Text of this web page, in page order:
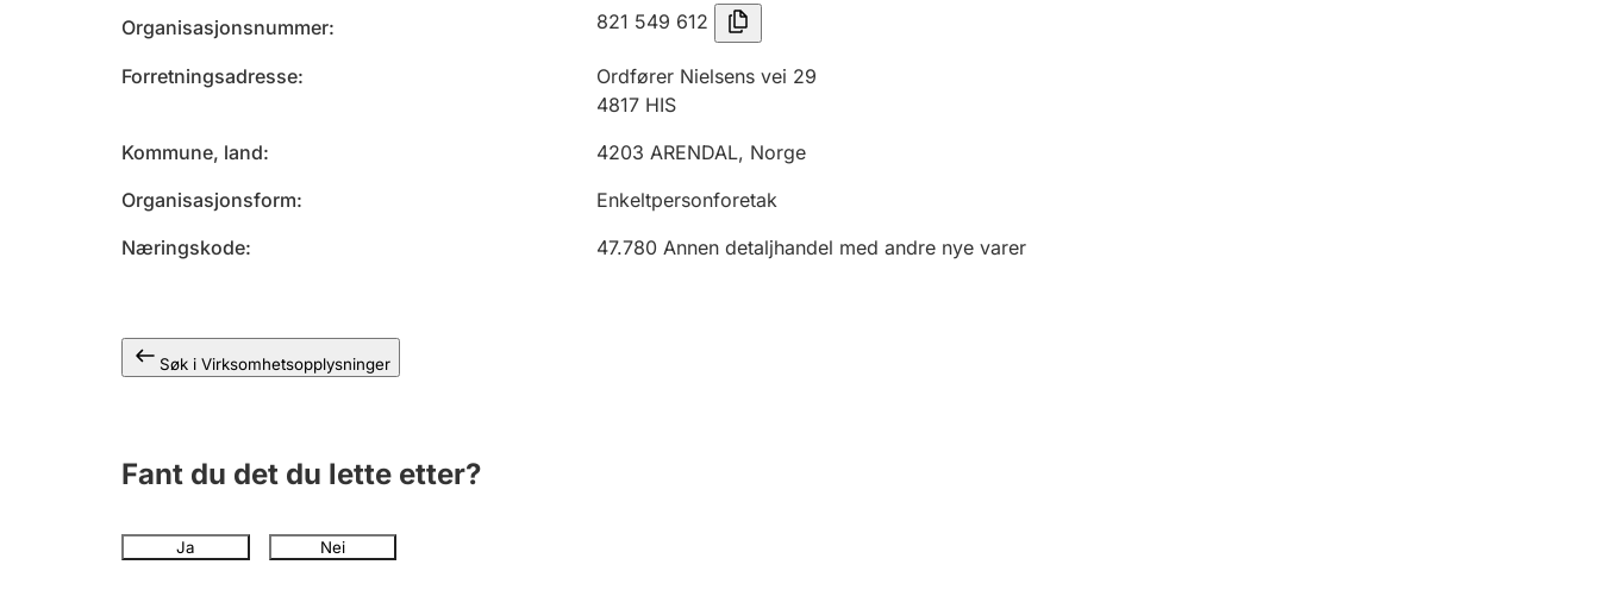
Organisasjonsnummer 821 549 612
Forretningsadresse
Ordfører Nielsens vei 29
4817 HIS
Kommune, land
4203 ARENDAL, Norge
Organisasjonsform
Enkeltpersonforetak
Næringskode
47.780 Annen detaljhandel med andre nye varer
Søk i Virksomhetsopplysninger
Fant du det du lette etter?
Ja Nei